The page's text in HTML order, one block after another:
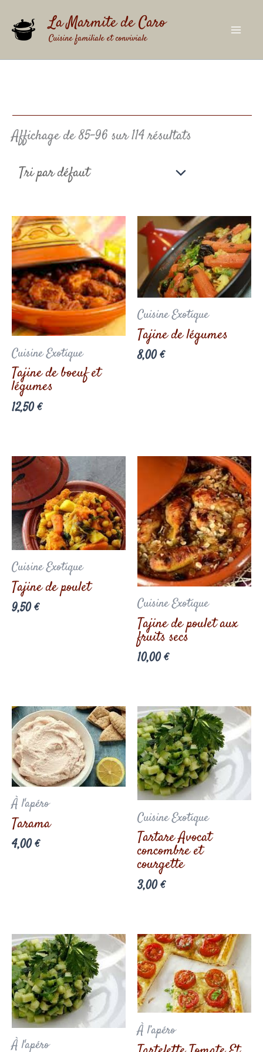
contenu La Marmite de Caro
Cuisine familiale et conviviale
Affichage de 85–96 sur 114 résultats
Cuisine Exotique
Tajine de boeuf et
légumes
12,50€
Cuisine Exotique
Tajine de légumes
8,00€
Cuisine Exotique
Tajine de poulet
9,50€ Cuisine Exotique
Tajine de poulet aux
fruits secs
10,00€
À l'apéro
Tarama
4,00€
Cuisine Exotique
Tartare Avocat
concombre et
courgette
3,00€
À l'apéro
À l’apéro